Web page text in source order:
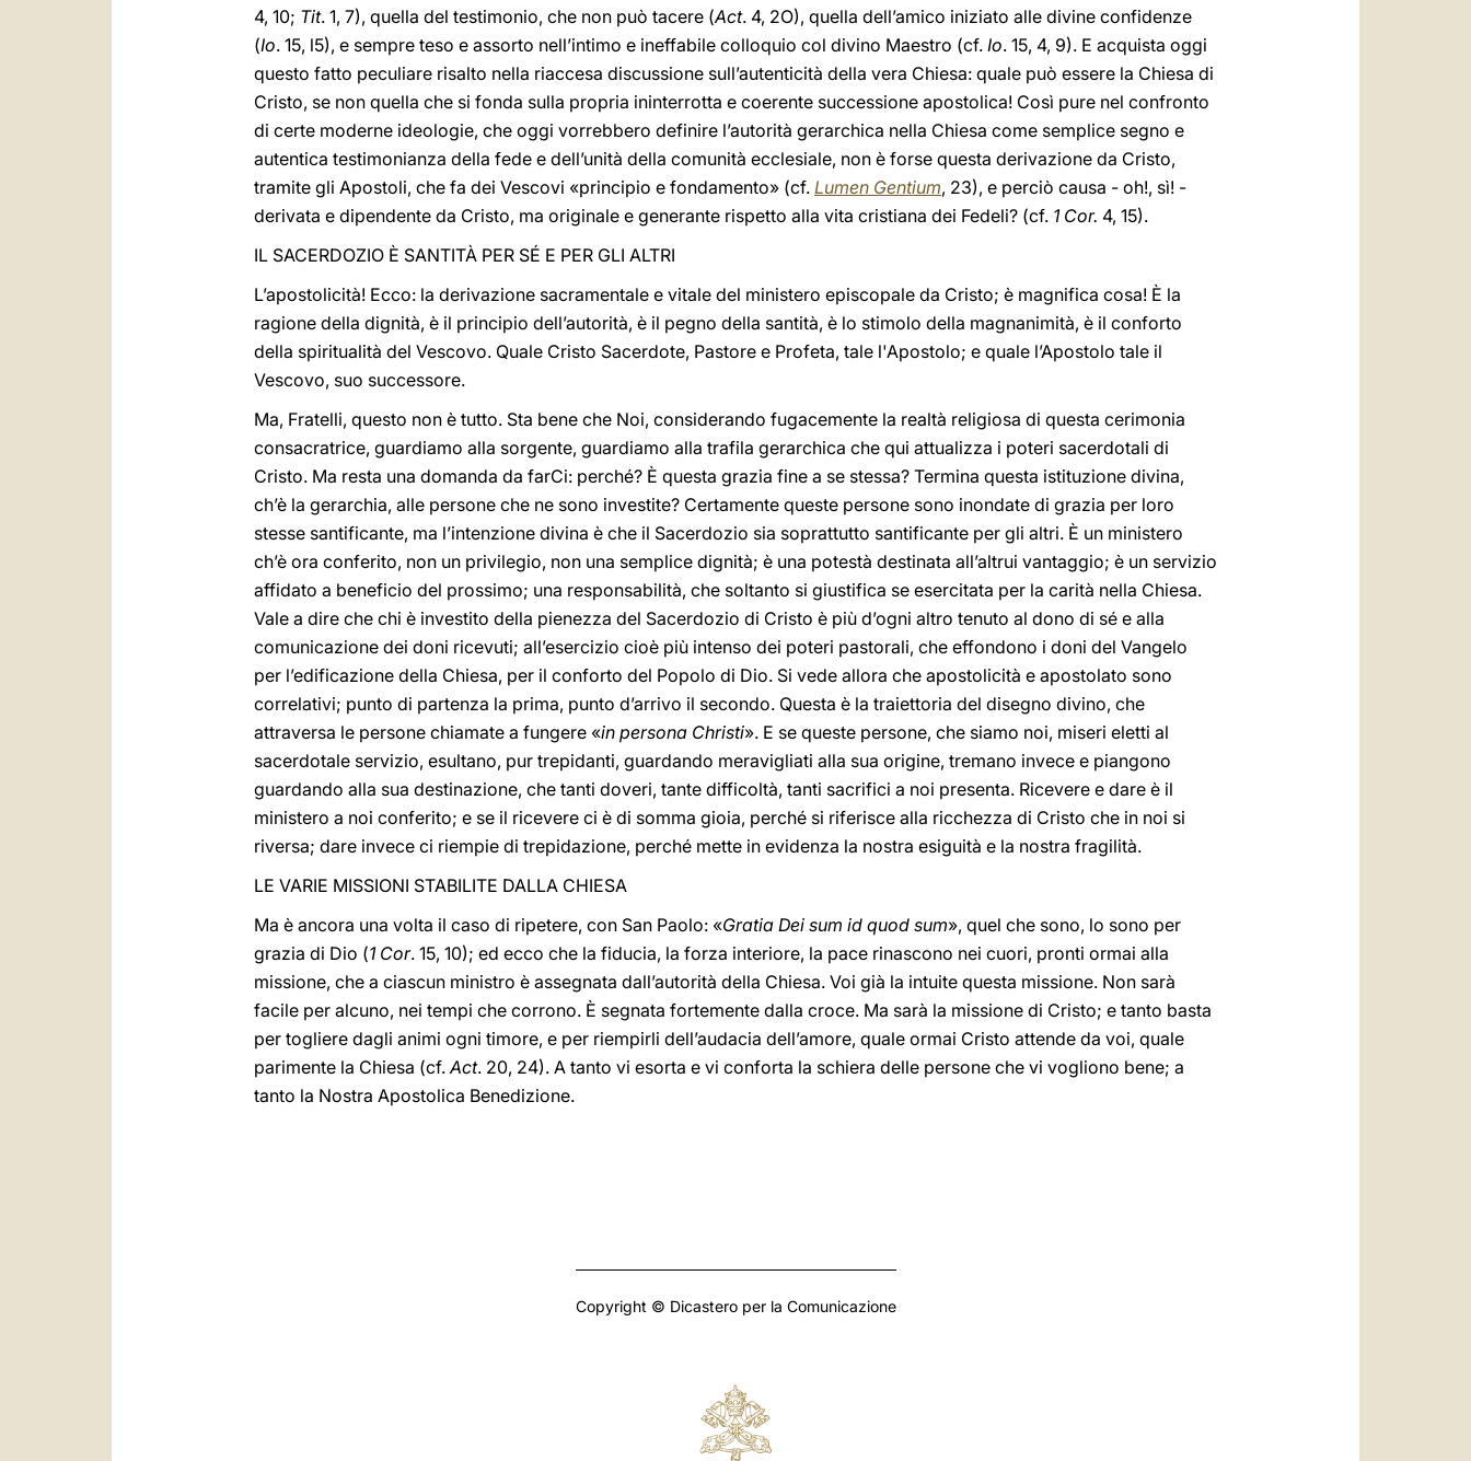
4, 10; Tit. 1, 7), quella del testimonio, che non può tacere (Act. 4, 2O), quella dell’amico iniziato alle divine confidenze
(Io. 15, l5), e sempre teso e assorto nell’intimo e ineffabile colloquio col divino Maestro (cf. Io. 15, 4, 9). E acquista oggi
questo fatto peculiare risalto nella riaccesa discussione sull’autenticità della vera Chiesa: quale può essere la Chiesa di
Cristo, se non quella che si fonda sulla propria ininterrotta e coerente successione apostolica! Così pure nel confronto
di certe moderne ideologie, che oggi vorrebbero definire l’autorità gerarchica nella Chiesa come semplice segno e
autentica testimonianza della fede e dell’unità della comunità ecclesiale, non è forse questa derivazione da Cristo,
tramite gli Apostoli, che fa dei Vescovi «principio e fondamento» (cf. Lumen Gentium, 23), e perciò causa - oh!, sì! -
derivata e dipendente da Cristo, ma originale e generante rispetto alla vita cristiana dei Fedeli? (cf. 1 Cor. 4, 15).
IL SACERDOZIO È SANTITÀ PER SÉ E PER GLI ALTRI
L’apostolicità! Ecco: la derivazione sacramentale e vitale del ministero episcopale da Cristo; è magnifica cosa! È la
ragione della dignità, è il principio dell’autorità, è il pegno della santità, è lo stimolo della magnanimità, è il conforto
della spiritualità del Vescovo. Quale Cristo Sacerdote, Pastore e Profeta, tale l'Apostolo; e quale l’Apostolo tale il
Vescovo, suo successore.
Ma, Fratelli, questo non è tutto. Sta bene che Noi, considerando fugacemente la realtà religiosa di questa cerimonia
consacratrice, guardiamo alla sorgente, guardiamo alla trafila gerarchica che qui attualizza i poteri sacerdotali di
Cristo. Ma resta una domanda da farCi: perché? È questa grazia fine a se stessa? Termina questa istituzione divina,
ch’è la gerarchia, alle persone che ne sono investite? Certamente queste persone sono inondate di grazia per loro
stesse santificante, ma l’intenzione divina è che il Sacerdozio sia soprattutto santificante per gli altri. È un ministero
ch’è ora conferito, non un privilegio, non una semplice dignità; è una potestà destinata all’altrui vantaggio; è un servizio
affidato a beneficio del prossimo; una responsabilità, che soltanto si giustifica se esercitata per la carità nella Chiesa.
Vale a dire che chi è investito della pienezza del Sacerdozio di Cristo è più d’ogni altro tenuto al dono di sé e alla
comunicazione dei doni ricevuti; all’esercizio cioè più intenso dei poteri pastorali, che effondono i doni del Vangelo
per l’edificazione della Chiesa, per il conforto del Popolo di Dio. Si vede allora che apostolicità e apostolato sono
correlativi; punto di partenza la prima, punto d’arrivo il secondo. Questa è la traiettoria del disegno divino, che
attraversa le persone chiamate a fungere «in persona Christi». E se queste persone, che siamo noi, miseri eletti al
sacerdotale servizio, esultano, pur trepidanti, guardando meravigliati alla sua origine, tremano invece e piangono
guardando alla sua destinazione, che tanti doveri, tante difficoltà, tanti sacrifici a noi presenta. Ricevere e dare è il
ministero a noi conferito; e se il ricevere ci è di somma gioia, perché si riferisce alla ricchezza di Cristo che in noi si
riversa; dare invece ci riempie di trepidazione, perché mette in evidenza la nostra esiguità e la nostra fragilità.
LE VARIE MISSIONI STABILITE DALLA CHIESA
Ma è ancora una volta il caso di ripetere, con San Paolo: «Gratia Dei sum id quod sum», quel che sono, lo sono per
grazia di Dio (1 Cor. 15, 10); ed ecco che la fiducia, la forza interiore, la pace rinascono nei cuori, pronti ormai alla
missione, che a ciascun ministro è assegnata dall’autorità della Chiesa. Voi già la intuite questa missione. Non sarà
facile per alcuno, nei tempi che corrono. È segnata fortemente dalla croce. Ma sarà la missione di Cristo; e tanto basta
per togliere dagli animi ogni timore, e per riempirli dell’audacia dell’amore, quale ormai Cristo attende da voi, quale
parimente la Chiesa (cf.Act. 20, 24). A tanto vi esorta e vi conforta la schiera delle persone che vi vogliono bene; a
tanto la Nostra Apostolica Benedizione.
Copyright © Dicastero per la Comunicazione